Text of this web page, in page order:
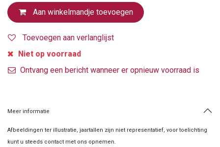
Aan winkelmandje toevoegen
Toevoegen aan verlanglijst
Niet op voorraad
Ontvang een bericht wanneer er opnieuw voorraad is
Meer informatie
Afbeeldingen ter illustratie, jaartallen zijn niet representatief, voor toelichting
kunt u steeds contact met ons opnemen.